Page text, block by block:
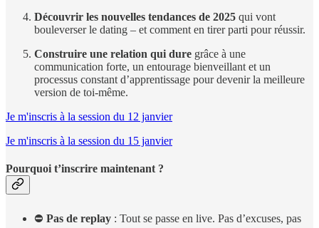
Découvrir les nouvelles tendances de 2025 qui vont
bouleverser le dating – et comment en tirer parti pour réussir.
Construire une relation qui dure grâce à une
communication forte, un entourage bienveillant et un
processus constant d’apprentissage pour devenir la meilleure
version de toi-même.
Je m'inscris à la session du 12 janvier
Je m'inscris à la session du 15 janvier
Pourquoi t’inscrire maintenant ?
⛔ Pas de replay : Tout se passe en live. Pas d’excuses, pas